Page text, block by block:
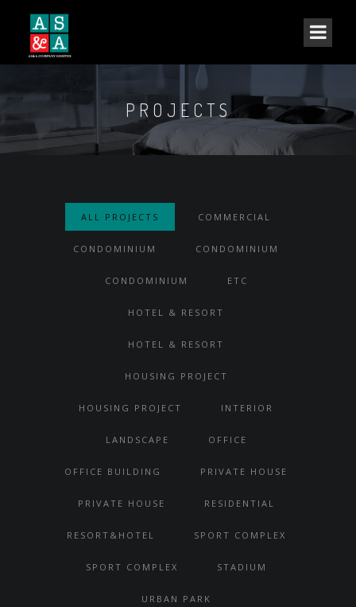
PROJECTS
ALL PROJECTS COMMERCIAL
CONDOMINIUM CONDOMINIUM
CONDOMINIUM ETC
HOTEL & RESORT
HOTEL & RESORT
HOUSING PROJECT
HOUSING PROJECT INTERIOR
LANDSCAPE OFFICE
OFFICE BUILDING PRIVATE HOUSE
PRIVATE HOUSE RESIDENTIAL
RESORT&HOTEL SPORT COMPLEX
SPORT COMPLEX STADIUM
URBAN PARK